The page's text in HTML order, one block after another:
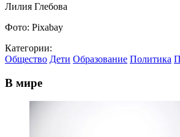
Лилия Глебова
Фото: Pixabay
Категории:
Общество Дети Образование Политика
В мире